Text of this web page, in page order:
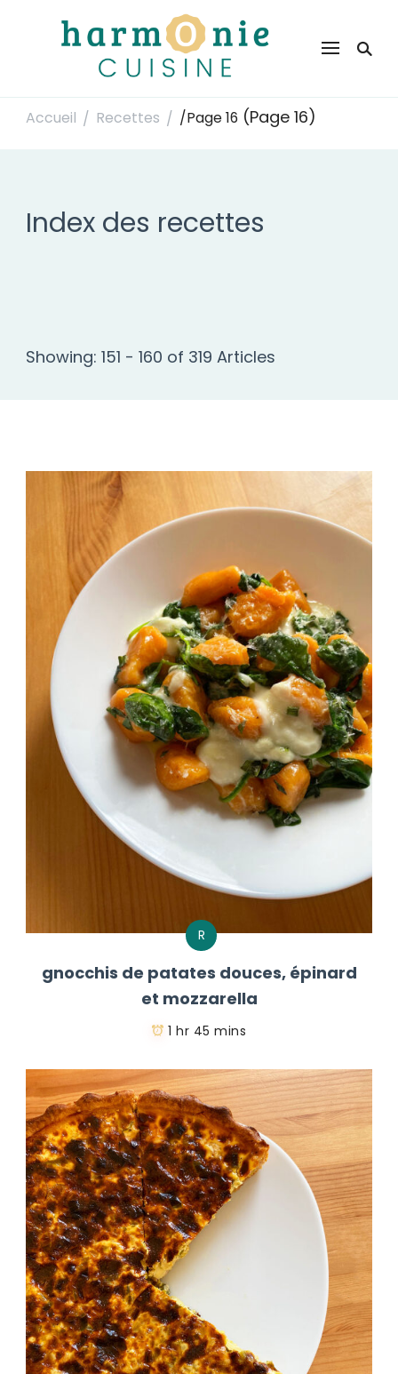
Harmonie Cuisine
Accueil / Recettes / /Page 16 (Page 16)
Index des recettes
Showing: 151 - 160 of 319 Articles
R
gnocchis de patates douces, épinard
et mozzarella
1 hr 45 mins